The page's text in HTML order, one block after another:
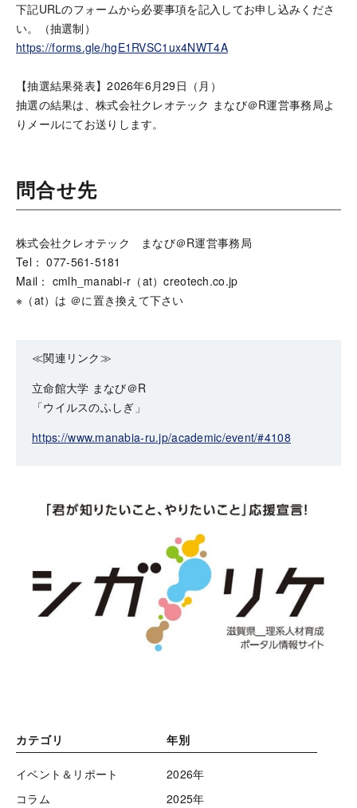
カテゴリ
イベント＆リポート
コラム
年別
2026年
2025年
下記URLのフォームから必要事項を記入してお申し込みくださ
い。（抽選制）
https://forms.gle/hgE1RVSC1ux4NWT4A
【抽選結果発表】2026年6月29日（月）
抽選の結果は、株式会社クレオテック まなび＠R運営事務局よ
りメールにてお送りします。
問合せ先
株式会社クレオテック まなび＠R運営事務局
Tel： 077-561-5181
Mail： cmlh_manabi-r（at）creotech.co.jp
※（at）は ＠に置き換えて下さい
≪関連リンク≫
立命館大学 まなび＠R
「ウイルスのふしぎ」
https://www.manabia-ru.jp/academic/event/#4108